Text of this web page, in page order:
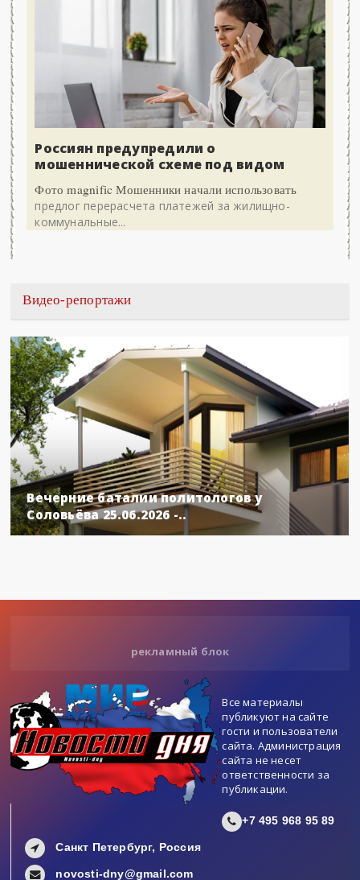
Россиян предупредили о
мошеннической схеме под видом
Фото magnific Мошенники начали использовать
предлог перерасчета платежей за жилищно-
коммунальные...
Видео-репортажи
Вечерние баталии политологов у
Соловьёва 25.06.2026 -..
рекламный блок
Все материалы
публикуют на сайте
гости и пользователи
сайта. Администрация
сайта не несет
ответственности за
публикации.
+7 495 968 95 89
Санкт Петербург, Россия
novosti-dny@gmail.com